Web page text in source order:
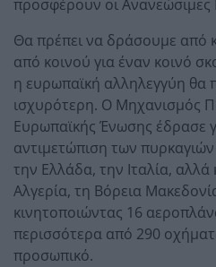
προσφέρουν οι Ανανεώσιμες
Θα πρέπει να δράσουμε από
από κοινού για έναν κοινό
η ευρωπαϊκή αλληλεγγύη θα
ισχυρότερη. Ο Μηχανισμός
Ευρωπαϊκής Ένωσης έδρασε
αντιμετώπιση των
την Ελλάδα, την Ιταλία, αλλά
Αλγερία, τη Βόρεια
κινητοποιώντας 16
περισσότερα από 290
προσωπικό.